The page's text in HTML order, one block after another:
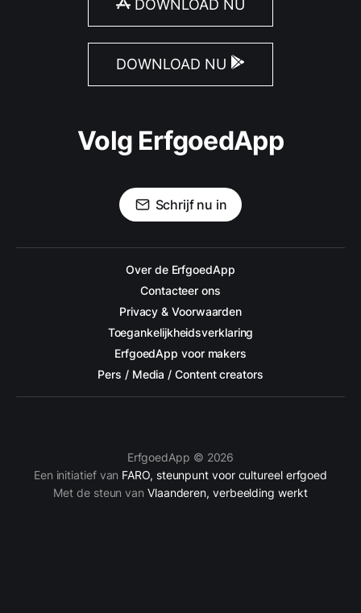
DOWNLOAD NU
DOWNLOAD NU
Volg ErfgoedApp
Schrijf nu in
Over de ErfgoedApp
Contacteer ons
Privacy & Voorwaarden
Toegankelijkheidsverklaring
ErfgoedApp voor makers
Pers / Media / Content creators
ErfgoedApp © 2026
Een initiatief van FARO, steunpunt voor cultureel erfgoed
Met de steun van Vlaanderen, verbeelding werkt